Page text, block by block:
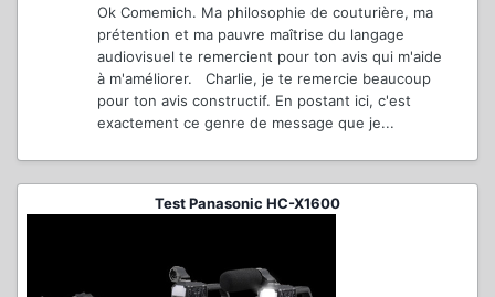
Ok Comemich. Ma philosophie de couturière, ma
prétention et ma pauvre maîtrise du langage
audiovisuel te remercient pour ton avis qui m'aide
à m'améliorer. Charlie, je te remercie beaucoup
pour ton avis constructif. En postant ici, c'est
exactement ce genre de message que je...
Test Panasonic HC-X1600